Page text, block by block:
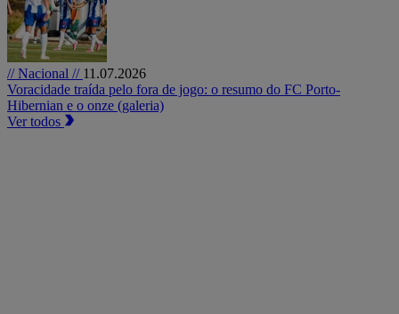
// Nacional // 11.07.2026
Voracidade traída pelo fora de jogo: o resumo do FC Porto-
Hibernian e o onze (galeria)
Ver todos